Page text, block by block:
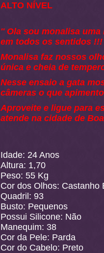
ALTO NÍVEL
'' Ola sou monalisa
em todos os sentidos !!!
Monalisa faz nossos
única e cheia de
Nesse ensaio a gata
câmeras o que
Aproveite e ligue para
atende na cidade de
Idade: 24 Anos
Altura: 1,70
Peso: 55 Kg
Cor dos Olhos: Castanho
Quadril: 93
Busto: Pequenos
Possui Silicone: Não
Manequim: 38
Cor da Pele: Parda
Cor do Cabelo: Preto